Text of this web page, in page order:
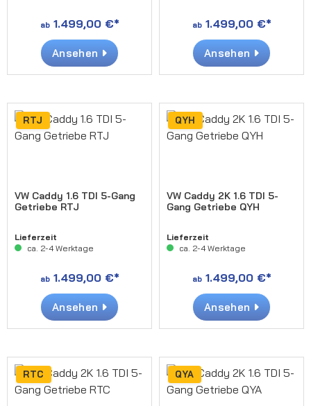
ab1.499,00 €*
Ansehen
ab1.499,00 €*
Ansehen
RTJ
VW Caddy 1.6 TDI 5-Gang
Getriebe RTJ
Lieferzeit
ca. 2-4 Werktage
ab1.499,00 €*
Ansehen
QYH
VW Caddy 2K 1.6 TDI 5-
Gang Getriebe QYH
Lieferzeit
ca. 2-4 Werktage
ab1.499,00 €*
Ansehen
RTC QYA